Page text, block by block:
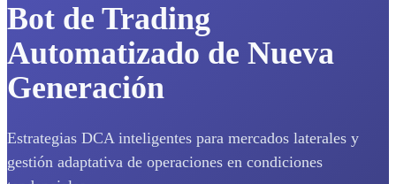
Bot de Trading
Automatizado de Nueva
Generación
Estrategias DCA inteligentes para mercados laterales y
gestión adaptativa de operaciones en condiciones